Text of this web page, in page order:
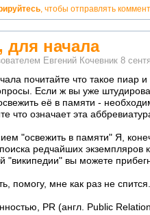
, чтобы отправлять
начала
Евгений Кочевник 8
почитайте что такое пиар
Если ж вы уже
её в памяти -
что означает эта
"освежить в памяти" Я,
редчайших экземпляров
"википедии" вы можете
помогу, мне как раз не спится.
PR (англ. Public